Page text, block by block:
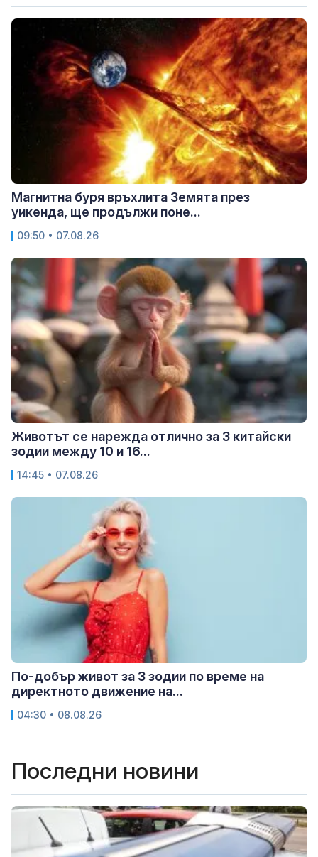
Магнитна буря връхлита Земята през
уикенда, ще продължи поне...
09:50 • 07.08.26
Животът се нарежда отлично за 3 китайски
зодии между 10 и 16...
14:45 • 07.08.26
По-добър живот за 3 зодии по време на
директното движение на...
04:30 • 08.08.26
Последни новини